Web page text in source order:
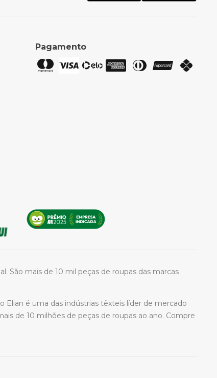
Pagamento
São mais de 10 mil peças de roupas das marcas
Elian é uma das indústrias têxteis líder de mercado
de 10 milhões de peças de roupas ao ano. Compre